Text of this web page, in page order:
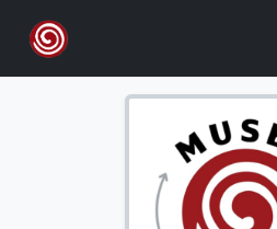
Skip to main content